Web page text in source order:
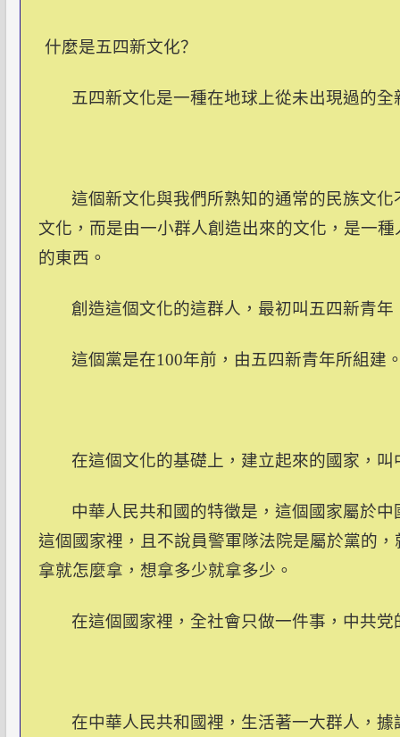
什麼是五四新文化？
五四新文化是一種在地球上從未出現過的
這個新文化與我們所熟知的通常的民族文
文化，而是由一小群人創造出來的文化，是一
的東西。
創造這個文化的這群人，最初叫五四新青
這個黨是在100年前，由五四新青年所組建
在這個文化的基礎上，建立起來的國家，
中華人民共和國的特徵是，這個國家屬於
這個國家裡，且不說員警軍隊法院是屬於黨的
拿就怎麼拿，想拿多少就拿多少。
在這個國家裡，全社會只做一件事，中共
在中華人民共和國裡，生活著一大群人，據